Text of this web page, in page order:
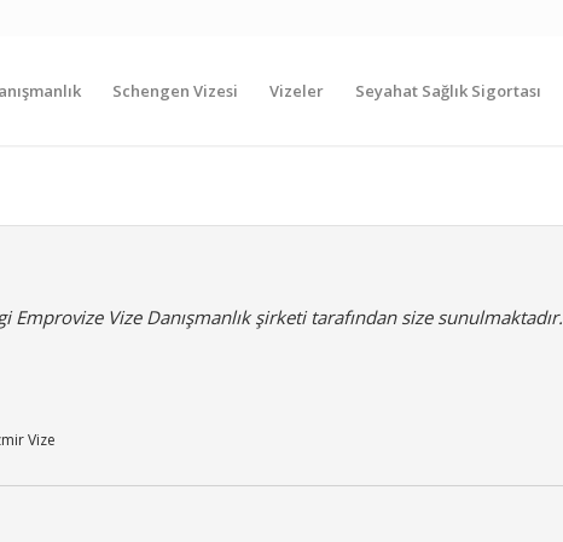
Schengen Vizesi Vizeler Seyahat Sağlık Sigortası
Emprovize Vize Danışmanlık şirketi tarafından size sunulmaktadır.
Vize